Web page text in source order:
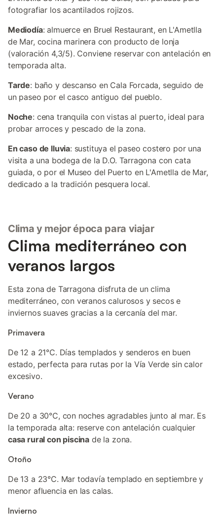
fotografiar los acantilados rojizos.
Mediodía: almuerce en Bruel Restaurant, en L'Ametlla
de Mar, cocina marinera con producto de lonja
(valoración 4,3/5). Conviene reservar con antelación en
temporada alta.
Tarde: baño y descanso en Cala Forcada, seguido de
un paseo por el casco antiguo del pueblo.
Noche: cena tranquila con vistas al puerto, ideal para
probar arroces y pescado de la zona.
En caso de lluvia: sustituya el paseo costero por una
visita a una bodega de la D.O. Tarragona con cata
guiada, o por el Museo del Puerto en L'Ametlla de Mar,
dedicado a la tradición pesquera local.
Clima y mejor época para viajar
Clima mediterráneo con
veranos largos
Esta zona de Tarragona disfruta de un clima
mediterráneo, con veranos calurosos y secos e
inviernos suaves gracias a la cercanía del mar.
Primavera
De 12 a 21°C. Días templados y senderos en buen
estado, perfecta para rutas por la Vía Verde sin calor
excesivo.
Verano
De 20 a 30°C, con noches agradables junto al mar. Es
la temporada alta: reserve con antelación cualquier
casa rural con piscina de la zona.
Otoño
De 13 a 23°C. Mar todavía templado en septiembre y
menor afluencia en las calas.
Invierno